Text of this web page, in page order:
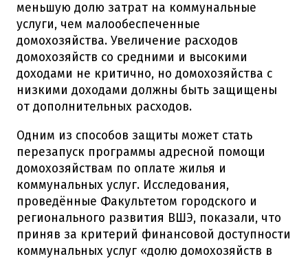
меньшую долю затрат на коммунальные
услуги, чем малообеспеченные
домохозяйства. Увеличение расходов
домохозяйств со средними и высокими
доходами не критично, но домохозяйства с
низкими доходами должны быть защищены
от дополнительных расходов.
Одним из способов защиты может стать
перезапуск программы адресной помощи
домохозяйствам по оплате жилья и
коммунальных услуг. Исследования,
проведённые Факультетом городского и
регионального развития ВШЭ, показали, что
приняв за критерий финансовой доступности
коммунальных услуг «долю домохозяйств в